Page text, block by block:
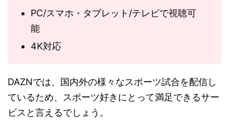
PC/スマホ・タブレット/テレビで視聴可
能
4K対応
DAZNでは、国内外の様々なスポーツ試合を配信し
ているため、スポーツ好きにとって満足できるサー
ビスと言えるでしょう。